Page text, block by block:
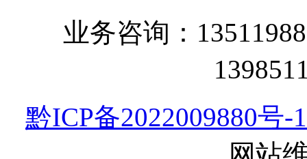
业务咨询：
黔ICP备2022009880号-1